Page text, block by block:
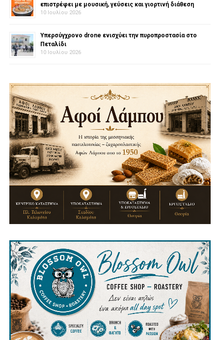
επιστρέφει με μουσική, γεύσεις και γιορτινή διάθεση
10 Ιουλίου 2026
Υπερσύγχρονο drone ενισχύει την πυροπροστασία στο
Πεταλίδι
10 Ιουλίου 2026